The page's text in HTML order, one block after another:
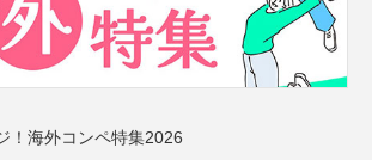
！海外コンペ特集2026